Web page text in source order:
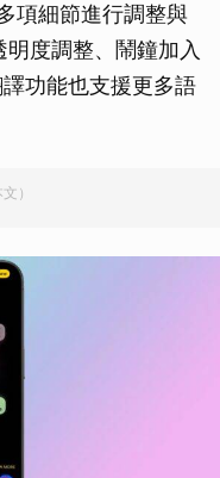
項細節進行調整與
度調整、鬧鐘加入
功能也支援更多語
）